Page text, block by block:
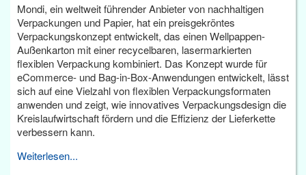
Mondi, ein weltweit führender Anbieter von nachhaltigen
Verpackungen und Papier, hat ein preisgekröntes
Verpackungskonzept entwickelt, das einen Wellpappen-
Außenkarton mit einer recycelbaren, lasermarkierten
flexiblen Verpackung kombiniert. Das Konzept wurde für
eCommerce- und Bag-in-Box-Anwendungen entwickelt, lässt
sich auf eine Vielzahl von flexiblen Verpackungsformaten
anwenden und zeigt, wie innovatives Verpackungsdesign die
Kreislaufwirtschaft fördern und die Effizienz der Lieferkette
verbessern kann.
Weiterlesen...